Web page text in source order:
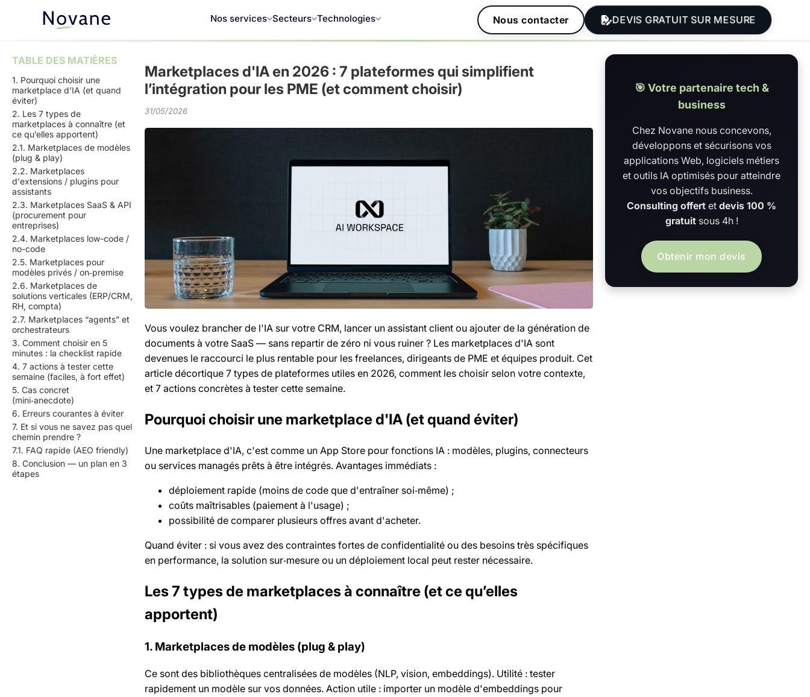
Nos services Secteurs Technologies Nous contacter DEVIS GRATUIT SUR MESURE
TABLE DES MATIÈRES
1. Pourquoi choisir une
marketplace d'IA (et quand
éviter)
2. Les 7 types de
marketplaces à connaître (et
ce qu’elles apportent)
2.1. Marketplaces de modèles
(plug & play)
2.2. Marketplaces
d'extensions / plugins pour
assistants
2.3. Marketplaces SaaS & API
(procurement pour
entreprises)
2.4. Marketplaces low-code /
no-code
2.5. Marketplaces pour
modèles privés / on‑premise
2.6. Marketplaces de
solutions verticales (ERP/CRM,
RH, compta)
2.7. Marketplaces “agents” et
orchestrateurs
3. Comment choisir en 5
minutes : la checklist rapide
4. 7 actions à tester cette
semaine (faciles, à fort effet)
5. Cas concret
(mini‑anecdote)
6. Erreurs courantes à éviter
7. Et si vous ne savez pas quel
chemin prendre ?
7.1. FAQ rapide (AEO friendly)
8. Conclusion — un plan en 3
étapes
Marketplaces d'IA en 2026 : 7 plateformes qui simplifient
l’intégration pour les PME (et comment choisir)
31/05/2026
Vous voulez brancher de l'IA sur votre CRM, lancer un assistant client ou ajouter de la génération de
documents à votre SaaS — sans repartir de zéro ni vous ruiner ? Les marketplaces d'IA sont
devenues le raccourci le plus rentable pour les freelances, dirigeants de PME et équipes produit. Cet
article décortique 7 types de plateformes utiles en 2026, comment les choisir selon votre contexte,
et 7 actions concrètes à tester cette semaine.
Pourquoi choisir une marketplace d'IA (et quand éviter)
Une marketplace d'IA, c'est comme un App Store pour fonctions IA : modèles, plugins, connecteurs
ou services managés prêts à être intégrés. Avantages immédiats :
déploiement rapide (moins de code que d'entraîner soi‑même) ;
coûts maîtrisables (paiement à l'usage) ;
possibilité de comparer plusieurs offres avant d'acheter.
Quand éviter : si vous avez des contraintes fortes de confidentialité ou des besoins très spécifiques
en performance, la solution sur‑mesure ou un déploiement local peut rester nécessaire.
Les 7 types de marketplaces à connaître (et ce qu’elles
apportent)
1. Marketplaces de modèles (plug & play)
Ce sont des bibliothèques centralisées de modèles (NLP, vision, embeddings). Utilité : tester
rapidement un modèle sur vos données. Action utile : importer un modèle d'embeddings pour
🎯 Votre partenaire tech &
business
Chez Novane nous concevons,
développons et sécurisons vos
applications Web, logiciels métiers
et outils IA optimisés pour atteindre
vos objectifs business.
Consulting offert et devis 100 %
gratuitsous 4h !
Obtenir mon devis